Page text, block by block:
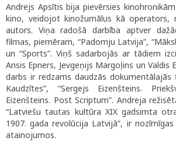
Andrejs Apsītis bija pievērsies
kino, veidojot kinožurnālus kā operators,
autors. Viņa radošā darbība aptver
filmas, piemēram, “Padomju Latvija”,
un “Sports”. Viņš sadarbojās ar tādiem
Ansis Epners, Jevgeņijs Margoļins un Valdis
darbs ir redzams daudzās
Kaudzītes”, “Sergejs Eizenšteins.
Eizenšteins. Post Scriptum”. Andreja
“Latviešu tautas kultūra XIX gadsimta
1907. gada revolūcija Latvijā”, ir
atainojumos.